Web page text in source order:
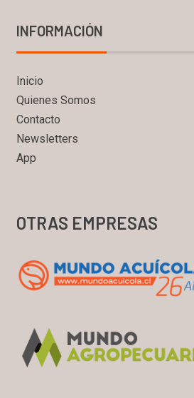
INFORMACIÓN
Inicio
Quienes Somos
Contacto
Newsletters
App
OTRAS EMPRESAS